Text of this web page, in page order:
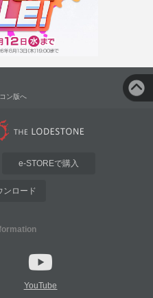
ン版へ
e-STOREで購入
ンロード
YouTube